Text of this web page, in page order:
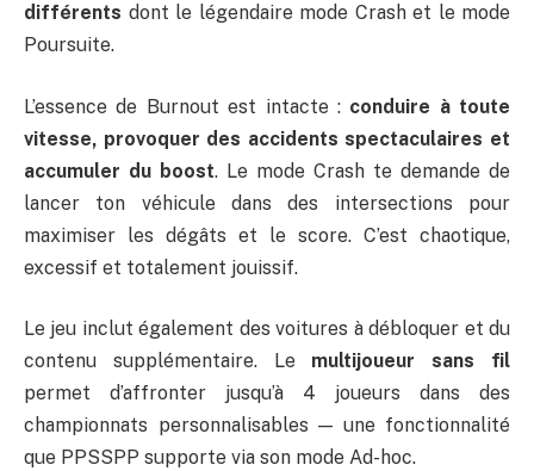
différents dont le légendaire mode Crash et le mode
Poursuite.
L’essence de Burnout est intacte : conduire à toute
vitesse, provoquer des accidents spectaculaires et
accumuler du boost. Le mode Crash te demande de
lancer ton véhicule dans des intersections pour
maximiser les dégâts et le score. C’est chaotique,
excessif et totalement jouissif.
Le jeu inclut également des voitures à débloquer et du
contenu supplémentaire. Le multijoueur sans fil
permet d’affronter jusqu’à 4 joueurs dans des
championnats personnalisables — une fonctionnalité
que PPSSPP supporte via son mode Ad-hoc.